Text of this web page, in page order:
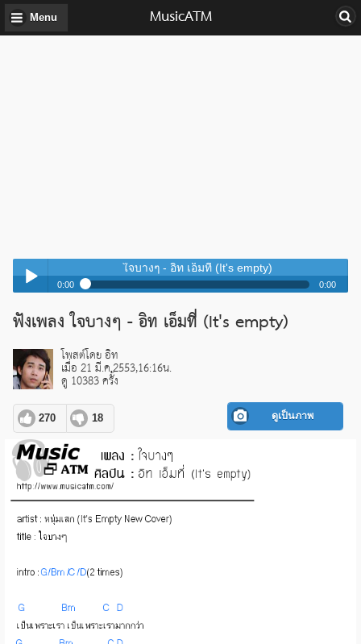
Menu MusicATM
Play /
pause
ใจบางๆ - อิท เอ็มที่ (It's empty)
0:00 0:00
ใจบางๆ - อิท เอ็มที่ (It's empty)
ใจบางๆ - อิท เอ็มที่ (It's empty)
ฟังเพลง ใจบางๆ - อิท เอ็มที่ (It's empty)
โพสต์โดย อิท
เมื่อ 21 มี.ค.2553,16:16น.
ดู 10383 ครั้ง
270 18 ดูเป็นภาพ